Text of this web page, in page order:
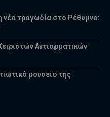
νέα τραγωδία στο Ρέθυμνο:
Αντιαρματικών
μουσείο της